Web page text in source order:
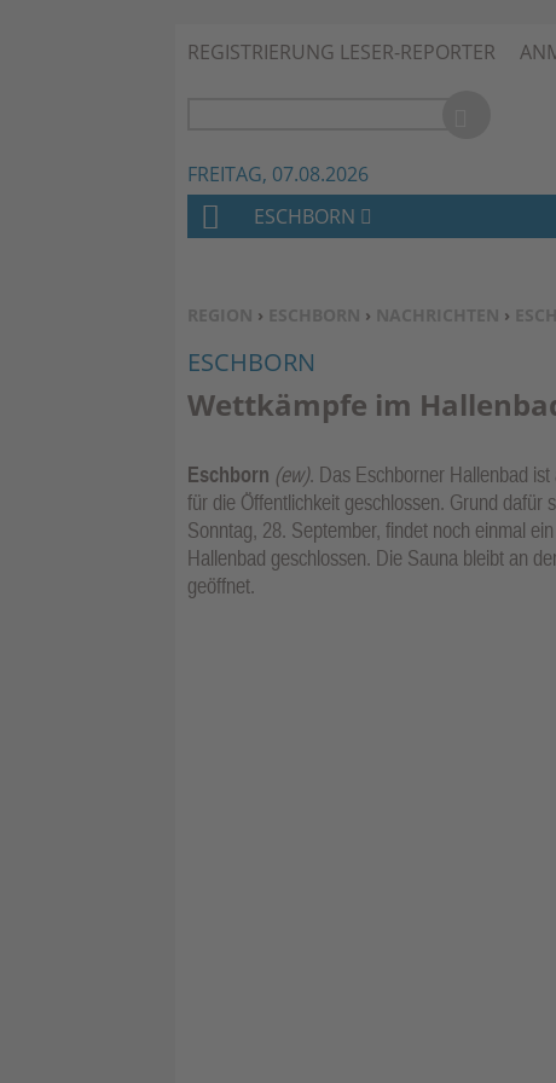
REGISTRIERUNG LESER-REPORTER
FREITAG, 07.08.2026
SIE BEFINDEN SICH HIER:
REGION › ESCHBORN › NACHRICHTEN ›
ESCHBORN
Wettkämpfe im
Eschborn (ew). Das Eschborner Hallenbad
für die Öffentlichkeit geschlossen. Grund dafür
Sonntag, 28. September, findet noch einmal
Hallenbad geschlossen. Die Sauna bleibt an
geöffnet.
H
M
E
ESCHBORN